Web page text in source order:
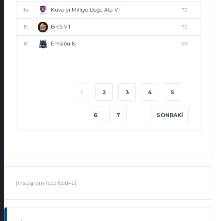
14 Kuva-yi Milliye Doğa Ata VT 75
15 BKS VT 72
16 Emsibulls 69
1 2 3 4 5
6 7 SONRAKI
[instagram-feed feed=1]